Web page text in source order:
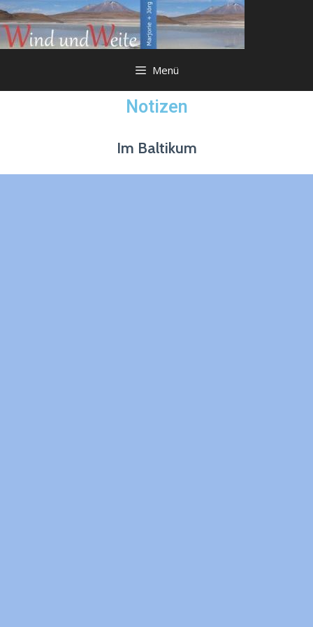
Menü
Notizen
Im Baltikum